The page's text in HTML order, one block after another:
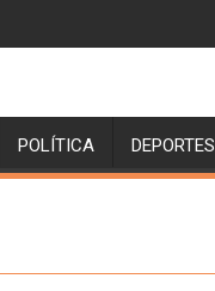
POLÍTICA DEPORTES